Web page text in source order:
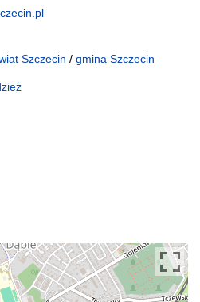
Szczecin / gmina Szczecin